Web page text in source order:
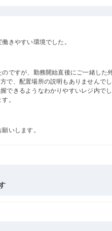
きやすい環境でした。
ですが、勤務開始直後にご一緒した
で、配置場所の説明もありませんで
できるようなわかりやすいレジ内で
。
いします。